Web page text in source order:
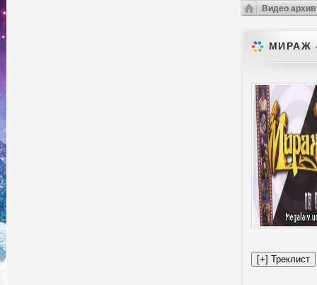
Видео архив
МИРАЖ